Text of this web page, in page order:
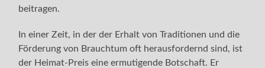
beitragen.
In einer Zeit, in der der Erhalt von Traditionen und die
Förderung von Brauchtum oft herausfordernd sind, ist
der Heimat-Preis eine ermutigende Botschaft. Er